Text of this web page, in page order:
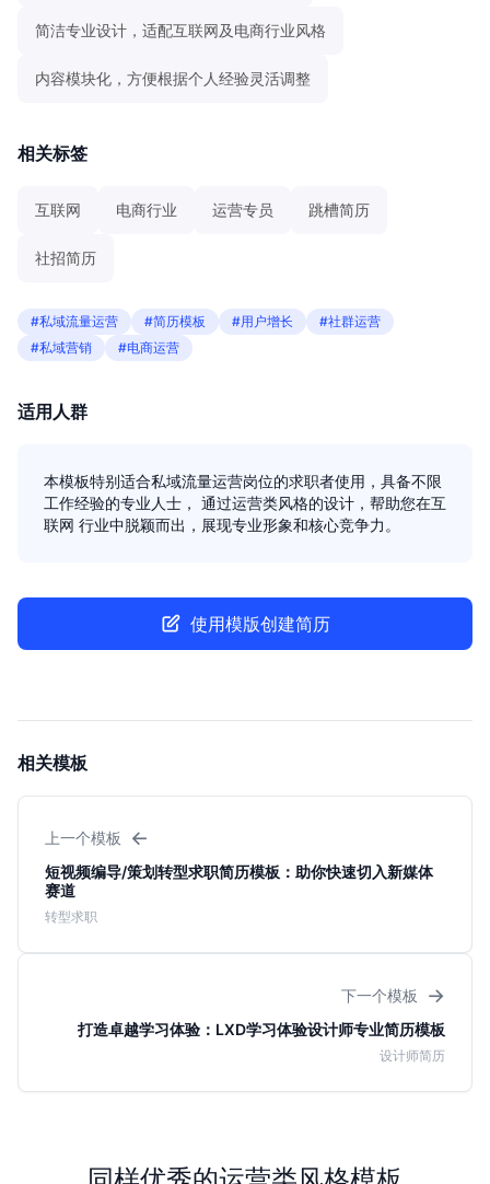
简洁专业设计，适配互联网及电商行业风格
内容模块化，方便根据个人经验灵活调整
相关标签
互联网 电商行业 运营专员 跳槽简历
社招简历
#私域流量运营 #简历模板 #用户增长
#社群运营
#私域营销
#电商运营
适用人群
本模板特别适合私域流量运营岗位的求职者使用，具备不限
工作经验的专业人士， 通过运营类风格的设计，帮助您在互
联网 行业中脱颖而出，展现专业形象和核心竞争力。
使用模版创建简历
相关模板
上一个模板 ←
短视频编导/策划转型求职简历模板：助你快速切入新媒体
赛道
转型求职
下一个模板 →
打造卓越学习体验：LXD学习体验设计师专业简历模板
设计师简历